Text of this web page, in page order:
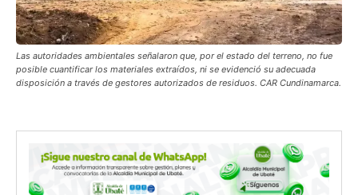
Las autoridades ambientales señalaron que, por el estado del terreno, no fue
posible cuantificar los materiales extraídos, ni se evidenció su adecuada
disposición a través de gestores autorizados de residuos. CAR Cundinamarca.